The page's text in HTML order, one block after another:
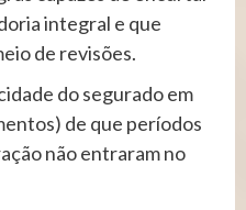
integral e que
de revisões.
do segurado em
de que períodos
não entraram no